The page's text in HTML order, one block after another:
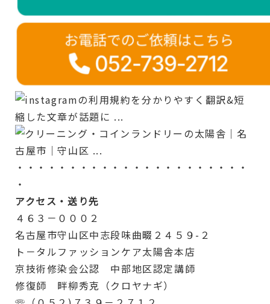
・・・・・・・・・・・・・・・・・・・・・・
・
アクセス・送り先
４６３－０００２
名古屋市守山区中志段味曲畷２４５９-２
ト－タルファッションケア太陽舎本店
京技術修染会公認 中部地区認定講師
修復師 畔柳秀克（クロヤナギ）